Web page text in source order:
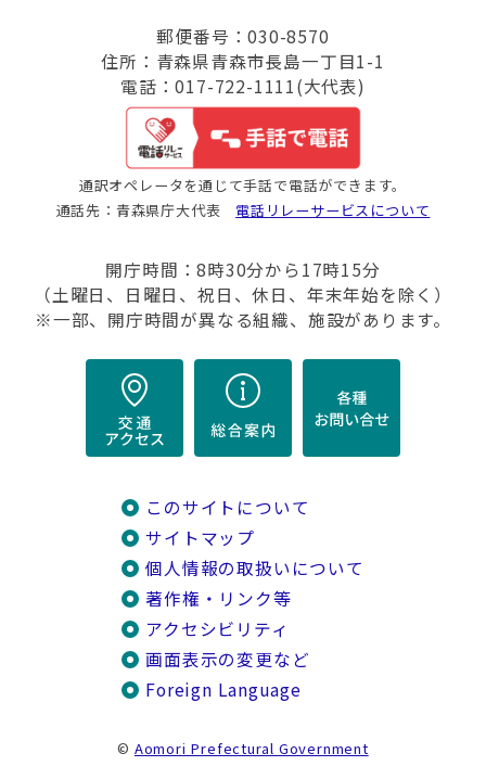
郵便番号：030-8570
住所：青森県青森市長島一丁目1-1
電話：017-722-1111(大代表)
通訳オペレータを通じて手話で電話ができます。
通話先：青森県庁大代表 電話リレーサービスについて
開庁時間：8時30分から17時15分
（土曜日、日曜日、祝日、休日、年末年始を除く）
※一部、開庁時間が異なる組織、施設があります。
このサイトについて
サイトマップ
個人情報の取扱いについて
著作権・リンク等
アクセシビリティ
画面表示の変更など
Foreign Language
© Aomori Prefectural Government